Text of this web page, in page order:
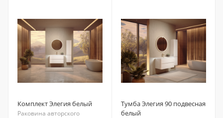
Комплект Элегия белый
Раковина авторского
Тумба Элегия 90 подвесная
белый